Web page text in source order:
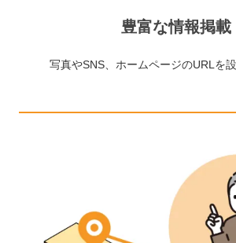
豊富な情報掲載
写真やSNS、ホームページのURLを設